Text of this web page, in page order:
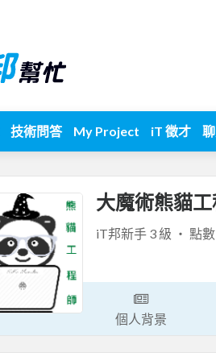
技術問答 My Project iT 徵才
大魔術熊貓
iT邦新手 3 級 ‧ 點數
個人背景